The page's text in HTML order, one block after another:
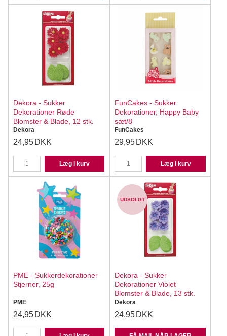
Dekora - Sukker
Dekorationer Røde
Blomster & Blade, 12 stk.
Dekora
24,95 DKK
Læg i kurv
FunCakes - Sukker
Dekorationer, Happy Baby
sæt/8
FunCakes
29,95 DKK
Læg i kurv
PME - Sukkerdekorationer
Stjerner, 25g
PME
24,95 DKK
UDSOLGT
Dekora - Sukker
Dekorationer Violet
Blomster & Blade, 13 stk.
Dekora
24,95 DKK